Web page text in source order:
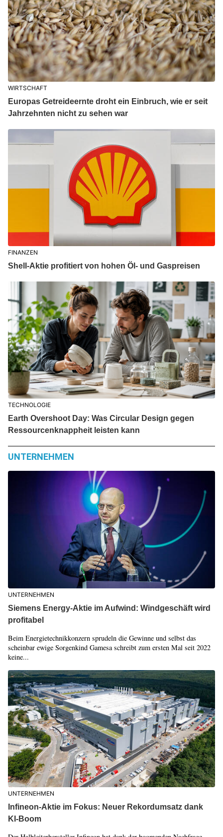
WIRTSCHAFT
Europas Getreideernte droht ein Einbruch, wie er seit
Jahrzehnten nicht zu sehen war
FINANZEN
Shell-Aktie profitiert von hohen Öl- und Gaspreisen
TECHNOLOGIE
Earth Overshoot Day: Was Circular Design gegen
Ressourcenknappheit leisten kann
UNTERNEHMEN
UNTERNEHMEN
Siemens Energy-Aktie im Aufwind: Windgeschäft wird
profitabel
Beim Energietechnikkonzern sprudeln die Gewinne und selbst das
scheinbar ewige Sorgenkind Gamesa schreibt zum ersten Mal seit 2022
keine...
UNTERNEHMEN
Infineon-Aktie im Fokus: Neuer Rekordumsatz dank
KI-Boom